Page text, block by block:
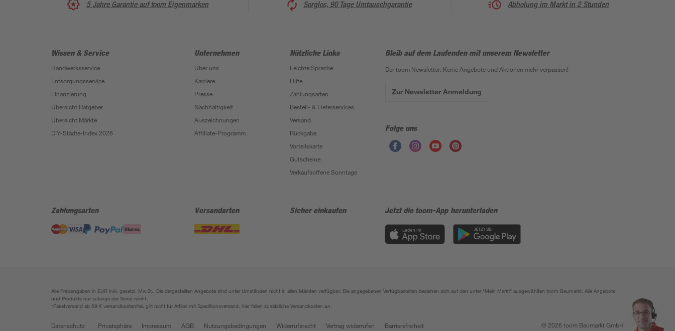
5 Jahre Garantie auf toom Eigenmarken Sorglos, 90 Tage Umtauschgarantie Abholung im Markt in 2 Stunden
Wissen & Service
Handwerksservice
Entsorgungsservice
Finanzierung
Übersicht Ratgeber
Übersicht Märkte
DIY-Städte-Index 2026
Unternehmen
Über uns
Karriere
Presse
Nachhaltigkeit
Auszeichnungen
Affiliate-Programm
Nützliche Links
Leichte Sprache
Hilfe
Zahlungsarten
Bestell- & Lieferservices
Versand
Rückgabe
Vorteilskarte
Gutscheine
Verkaufsoffene Sonntage
Bleib auf dem Laufenden mit unserem Newsletter
Der toom Newsletter: Keine Angebote und Aktionen mehr verpassen!
Zur Newsletter Anmeldung
Folge uns
Zahlungsarten Versandarten Sicher einkaufen Jetzt die toom-App herunterladen
Alle Preisangaben in EUR inkl. gesetzl. MwSt.. Die dargestellten Angebote sind unter Umständen nicht in allen Märkten verfügbar. Die angegebenen Verfügbarkeiten beziehen sich auf den unter "Mein Markt" ausgewählten toom Baumarkt. Alle Angebote
und Produkte nur solange der Vorrat reicht.
*Paketversand ab 59 € versandkostenfrei, gilt nicht für Artikel mit Speditionsversand, hier fallen zusätzliche Versandkosten an.
Datenschutz Privatsphäre Impressum AGB Nutzungsbedingungen Widerrufsrecht Vertrag widerrufen Barrierefreiheit © 2026 toom Baumarkt GmbH